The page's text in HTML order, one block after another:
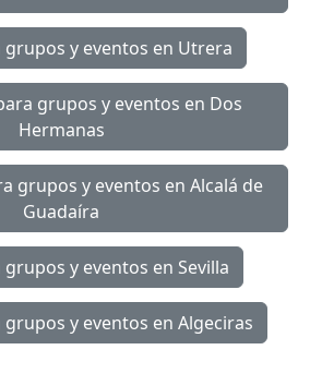
y eventos en Utrera
grupos y eventos en Dos
Hermanas
grupos y eventos en Alcalá de
Guadaíra
y eventos en Sevilla
y eventos en Algeciras